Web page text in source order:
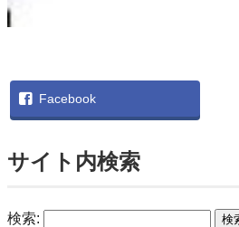
Facebook
サイト内検索
検索: